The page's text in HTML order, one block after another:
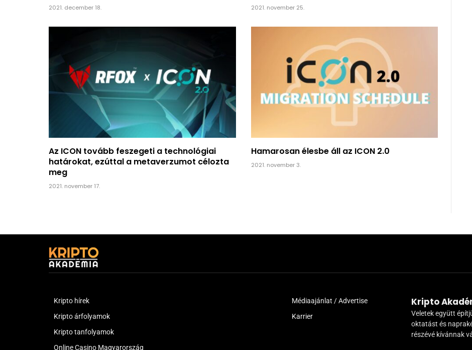
2021. december 18. 2021. november 25.
Az ICON tovább feszegeti a technológiai
határokat, ezúttal a metaverzumot célozta
meg
2021. november 17.
Hamarosan élesbe áll az ICON 2.0
2021. november 3.
Kripto hírek
Kripto árfolyamok
Kripto tanfolyamok
Online Casino Magyarország
Médiaajánlat / Advertise
Karrier
Kripto
Veletek együtt
oktatást és
részévé kívánnak